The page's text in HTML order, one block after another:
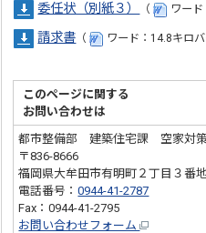
委任状（別紙３） （ ワー
請求書 （ ワード：14.8キロ
このページに関する
お問い合わせは
都市整備部 建築住宅課 空家対
〒836-8666
福岡県大牟田市有明町２丁目３番
電話番号：0944-41-2787
Fax：0944-41-2795
お問い合わせフォーム